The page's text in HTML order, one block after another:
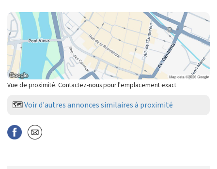
Vue de proximité. Contactez-nous pour l'emplacement exact
🗺️Voir d'autres annonces similaires à proximité